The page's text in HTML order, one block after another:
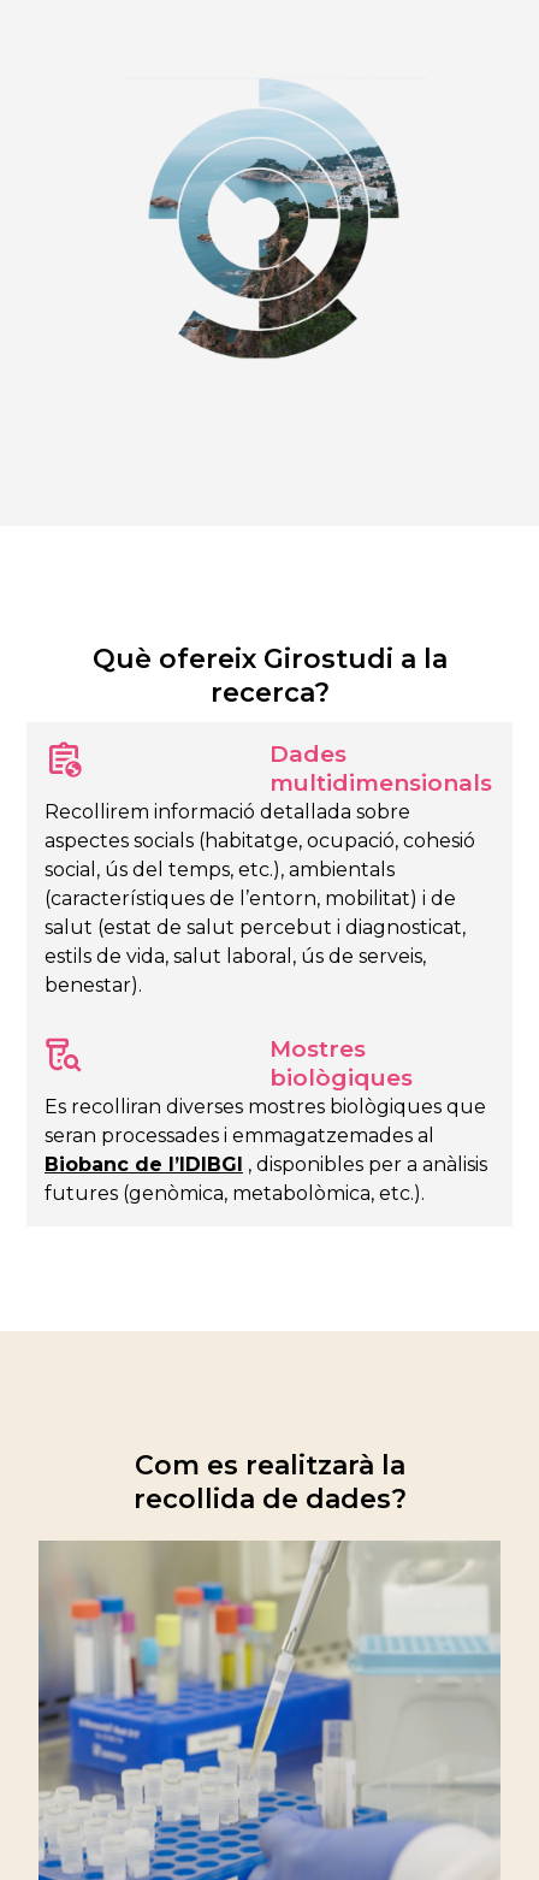
Què ofereix Girostudi a la
recerca?
Dades
multidimensionals
Recollirem informació detallada sobre
aspectes socials (habitatge, ocupació, cohesió
social, ús del temps, etc.), ambientals
(característiques de l’entorn, mobilitat) i de
salut (estat de salut percebut i diagnosticat,
estils de vida, salut laboral, ús de serveis,
benestar).
Mostres
biològiques
Es recolliran diverses mostres biològiques que
seran processades i emmagatzemades al
Biobanc de l’IDIBGI , disponibles per a anàlisis
futures (genòmica, metabolòmica, etc.).
Com es realitzarà la
recollida de dades?